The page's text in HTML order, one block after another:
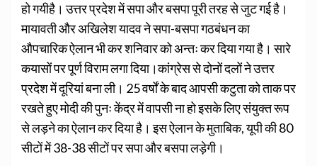
हो गयीहै। उत्तर प्रदेश में सपा और बसपा पूरी तरह से जुट गई है।
मायावती और अखिलेश यादव ने सपा-बसपा गठबंधन का
औपचारिक ऐलान भी कर शनिवार को अन्तः कर दिया गया है। सारे
कयासों पर पूर्ण विराम लगा दिया।कांग्रेस से दोनों दलों ने उत्तर
प्रदेश में दूरियां बना ली। 25 वर्षों के बाद आपसी कटुता को ताक पर
रखते हुए मोदी की पुनः केंद्र में वापसी ना हो इसके लिए संयुक्त रूप
से लड़ने का ऐलान कर दिया है। इस ऐलान के मुताबिक, यूपी की 80
सीटों में 38-38 सीटों पर सपा और बसपा लड़ेगी।